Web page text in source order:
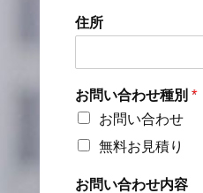
住所
お問い合わせ種別 *
お問い合わせ
無料お見積り
お問い合わせ内容